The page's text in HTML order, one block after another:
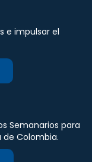
e impulsar el
Semanarios para
Colombia.